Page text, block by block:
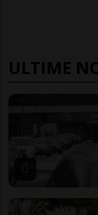
ULTIME